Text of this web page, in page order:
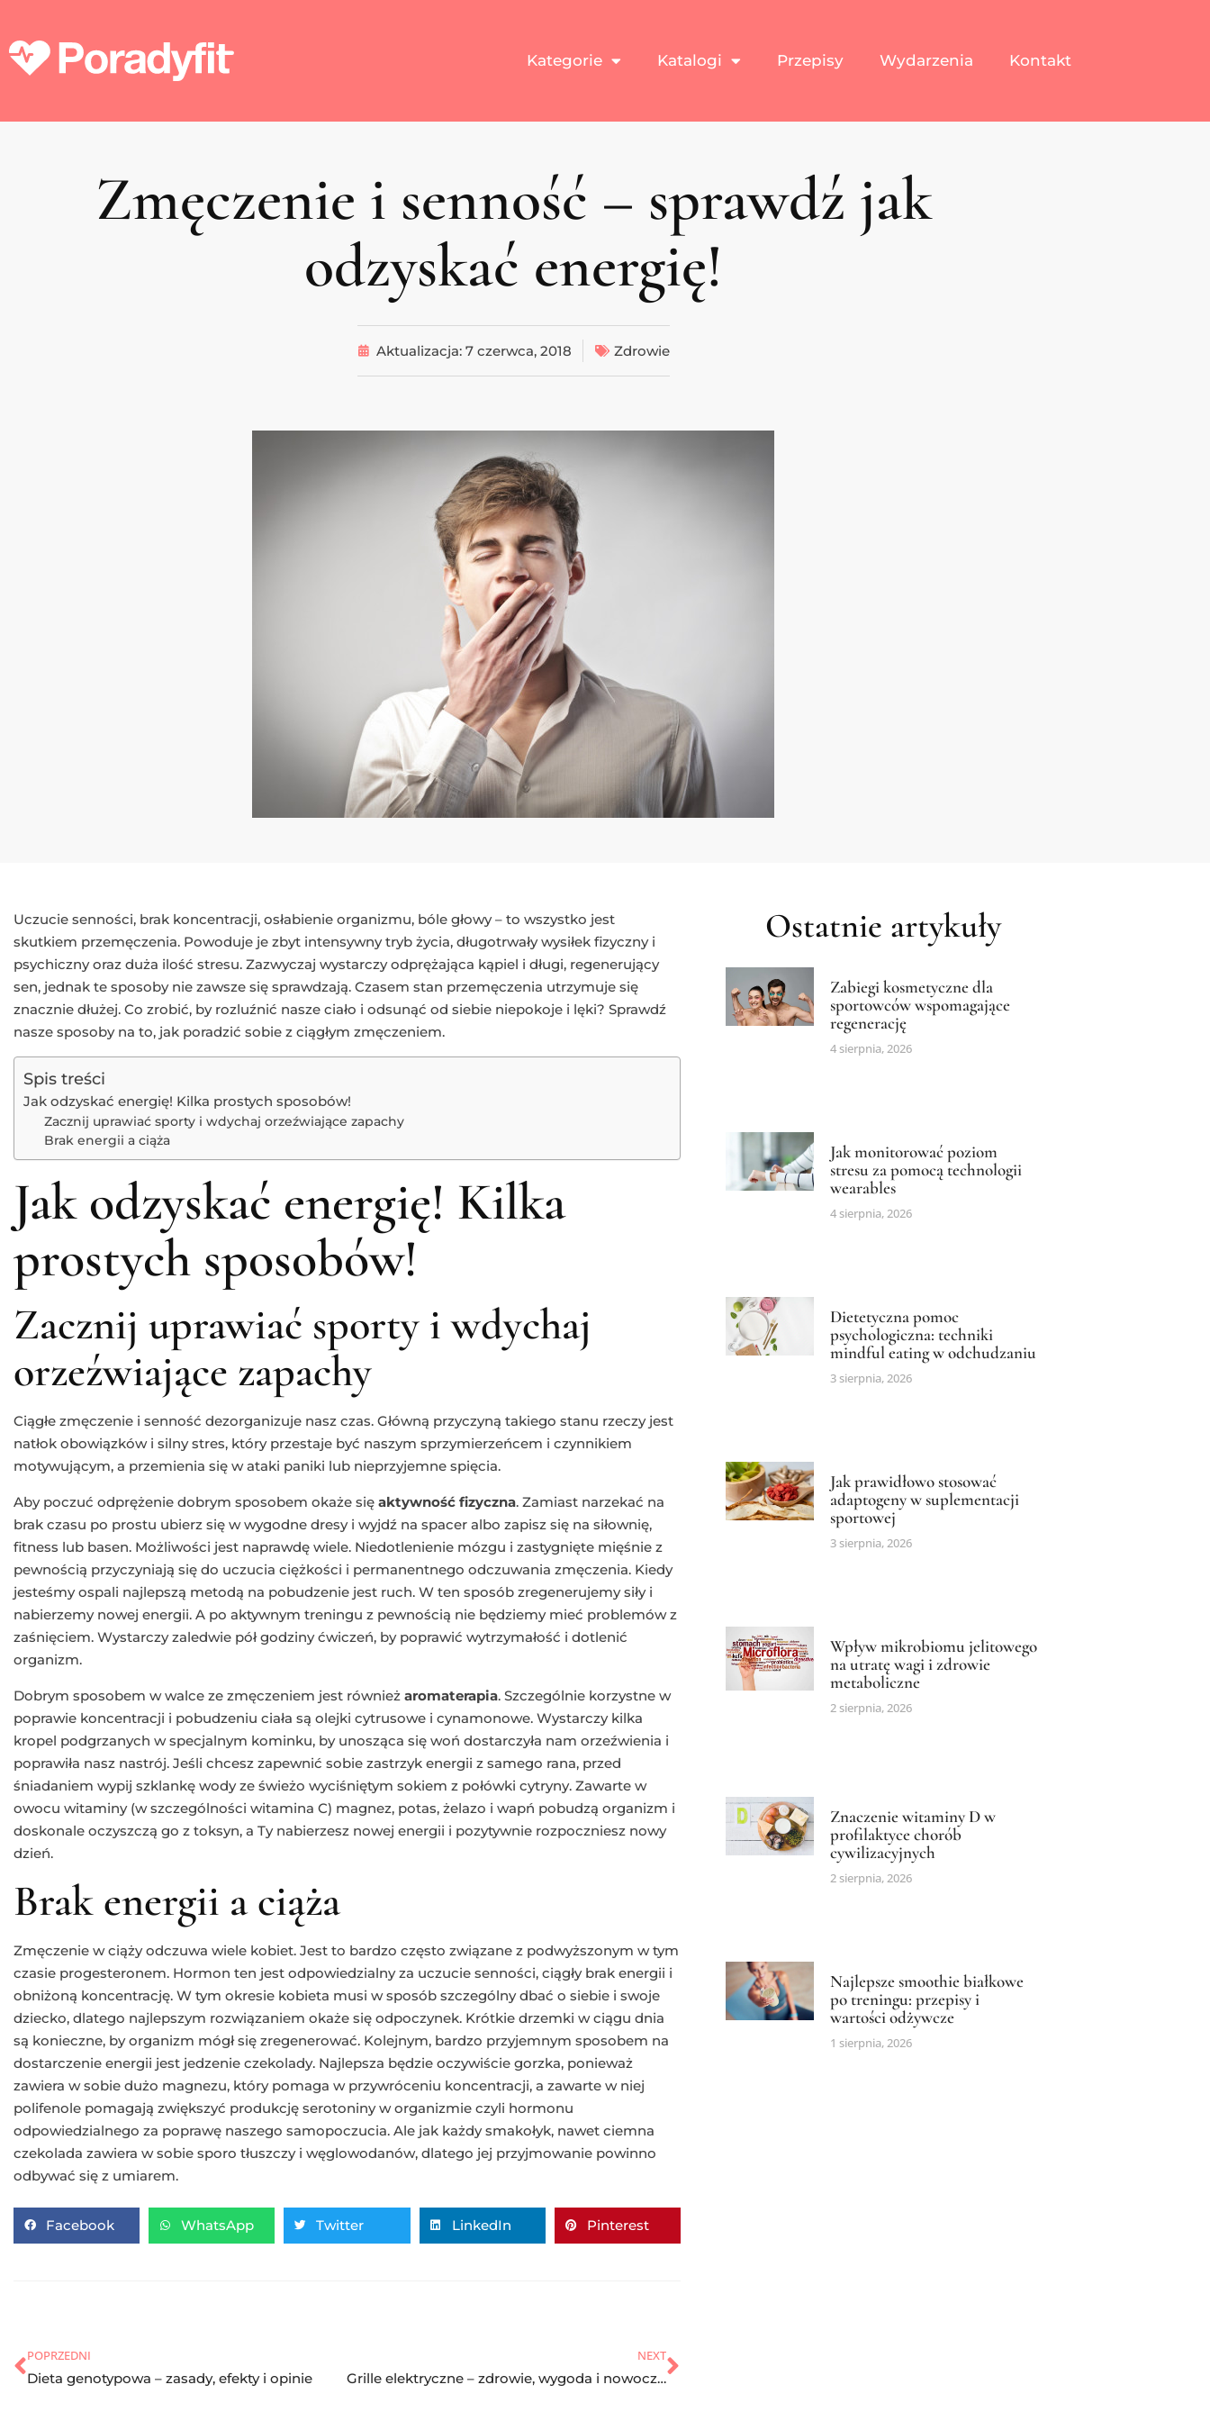
Kategorie Katalogi Przepisy Wydarzenia Kontakt
Zmęczenie i senność – sprawdź jak
odzyskać energię!
Aktualizacja: 7 czerwca, 2018 Zdrowie
Uczucie senności, brak koncentracji, osłabienie organizmu, bóle głowy – to wszystko jest
skutkiem przemęczenia. Powoduje je zbyt intensywny tryb życia, długotrwały wysiłek fizyczny i
psychiczny oraz duża ilość stresu. Zazwyczaj wystarczy odprężająca kąpiel i długi, regenerujący
sen, jednak te sposoby nie zawsze się sprawdzają. Czasem stan przemęczenia utrzymuje się
znacznie dłużej. Co zrobić, by rozluźnić nasze ciało i odsunąć od siebie niepokoje i lęki? Sprawdź
nasze sposoby na to, jak poradzić sobie z ciągłym zmęczeniem.
Spis treści
Jak odzyskać energię! Kilka prostych sposobów!
Zacznij uprawiać sporty i wdychaj orzeźwiające zapachy
Brak energii a ciąża
Jak odzyskać energię! Kilka
prostych sposobów!
Zacznij uprawiać sporty i wdychaj
orzeźwiające zapachy
Ciągłe zmęczenie i senność dezorganizuje nasz czas. Główną przyczyną takiego stanu rzeczy jest
natłok obowiązków i silny stres, który przestaje być naszym sprzymierzeńcem i czynnikiem
motywującym, a przemienia się w ataki paniki lub nieprzyjemne spięcia.
Aby poczuć odprężenie dobrym sposobem okaże się aktywność fizyczna. Zamiast narzekać na
brak czasu po prostu ubierz się w wygodne dresy i wyjdź na spacer albo zapisz się na siłownię,
fitness lub basen. Możliwości jest naprawdę wiele. Niedotlenienie mózgu i zastygnięte mięśnie z
pewnością przyczyniają się do uczucia ciężkości i permanentnego odczuwania zmęczenia. Kiedy
jesteśmy ospali najlepszą metodą na pobudzenie jest ruch. W ten sposób zregenerujemy siły i
nabierzemy nowej energii. A po aktywnym treningu z pewnością nie będziemy mieć problemów z
zaśnięciem. Wystarczy zaledwie pół godziny ćwiczeń, by poprawić wytrzymałość i dotlenić
organizm.
Dobrym sposobem w walce ze zmęczeniem jest również aromaterapia. Szczególnie korzystne w
poprawie koncentracji i pobudzeniu ciała są olejki cytrusowe i cynamonowe. Wystarczy kilka
kropel podgrzanych w specjalnym kominku, by unosząca się woń dostarczyła nam orzeźwienia i
poprawiła nasz nastrój. Jeśli chcesz zapewnić sobie zastrzyk energii z samego rana, przed
śniadaniem wypij szklankę wody ze świeżo wyciśniętym sokiem z połówki cytryny. Zawarte w
owocu witaminy (w szczególności witamina C) magnez, potas, żelazo i wapń pobudzą organizm i
doskonale oczyszczą go z toksyn, a Ty nabierzesz nowej energii i pozytywnie rozpoczniesz nowy
dzień.
Brak energii a ciąża
Zmęczenie w ciąży odczuwa wiele kobiet. Jest to bardzo często związane z podwyższonym w tym
czasie progesteronem. Hormon ten jest odpowiedzialny za uczucie senności, ciągły brak energii i
obniżoną koncentrację. W tym okresie kobieta musi w sposób szczególny dbać o siebie i swoje
dziecko, dlatego najlepszym rozwiązaniem okaże się odpoczynek. Krótkie drzemki w ciągu dnia
są konieczne, by organizm mógł się zregenerować. Kolejnym, bardzo przyjemnym sposobem na
dostarczenie energii jest jedzenie czekolady. Najlepsza będzie oczywiście gorzka, ponieważ
zawiera w sobie dużo magnezu, który pomaga w przywróceniu koncentracji, a zawarte w niej
polifenole pomagają zwiększyć produkcję serotoniny w organizmie czyli hormonu
odpowiedzialnego za poprawę naszego samopoczucia. Ale jak każdy smakołyk, nawet ciemna
czekolada zawiera w sobie sporo tłuszczy i węglowodanów, dlatego jej przyjmowanie powinno
odbywać się z umiarem.
Facebook WhatsApp Twitter LinkedIn Pinterest
POPRZEDNI
Dieta genotypowa – zasady, efekty i opinie
NEXT
Grille elektryczne – zdrowie, wygoda i nowoczesne technologie
Ostatnie artykuły
Zabiegi kosmetyczne dla
sportowców wspomagające
regenerację
4 sierpnia, 2026
Jak monitorować poziom
stresu za pomocą technologii
wearables
4 sierpnia, 2026
Dietetyczna pomoc
psychologiczna: techniki
mindful eating w odchudzaniu
3 sierpnia, 2026
Jak prawidłowo stosować
adaptogeny w suplementacji
sportowej
3 sierpnia, 2026
Wpływ mikrobiomu jelitowego
na utratę wagi i zdrowie
metaboliczne
2 sierpnia, 2026
Znaczenie witaminy D w
profilaktyce chorób
cywilizacyjnych
2 sierpnia, 2026
Najlepsze smoothie białkowe
po treningu: przepisy i
wartości odżywcze
1 sierpnia, 2026